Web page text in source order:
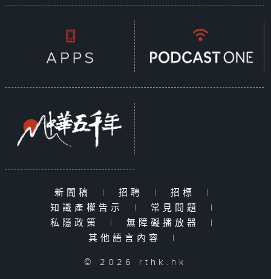
新聞稿 | 招聘 | 招標
|
知識產權告示
| 常見問題
|
私隱政策
| 無障礙播放器
|
其他語言內容
|
© 2026 rthk.hk